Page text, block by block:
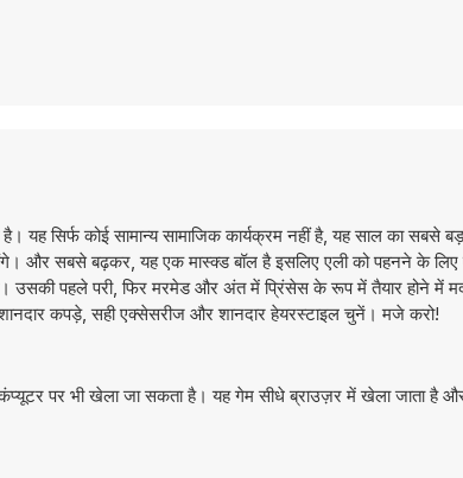
सिर्फ कोई सामान्य सामाजिक कार्यक्रम नहीं है, यह साल का सबसे
और सबसे बढ़कर, यह एक मास्क्ड बॉल है इसलिए एली को पहनने के लिए
उसकी पहले परी, फिर मरमेड और अंत में प्रिंसेस के रूप में तैयार होने में
कपड़े, सही एक्सेसरीज और शानदार हेयरस्टाइल चुनें। मजे करो!
पर भी खेला जा सकता है। यह गेम सीधे ब्राउज़र में खेला जाता है